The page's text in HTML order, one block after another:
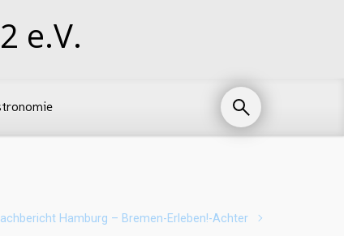
e.V.
Hamburg – Bremen-Erleben!-Achter